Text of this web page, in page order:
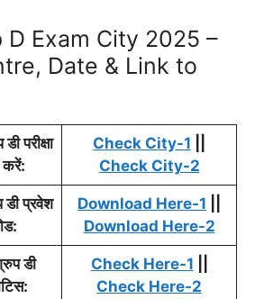
D Exam City 2025 –
Date & Link to
परीक्षा
करें:
Check City-1
Check City-2
प्रवेश
Download Here-1
Download Here-2
डी
Check Here-1
Check Here-2